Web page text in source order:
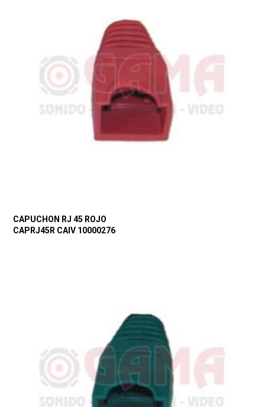
CAPUCHON RJ 45 ROJO
CAPRJ45R CAIV 10000276